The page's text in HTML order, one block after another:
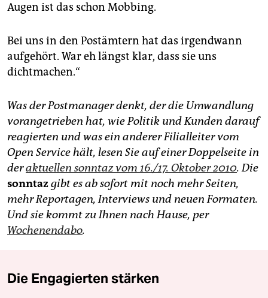
Augen ist das schon Mobbing.
Bei uns in den Postämtern hat das irgendwann
aufgehört. War eh längst klar, dass sie uns
dichtmachen.“
Was der Postmanager denkt, der die Umwandlung
vorangetrieben hat, wie Politik und Kunden darauf
reagierten und was ein anderer Filialleiter vom
Open Service hält, lesen Sie auf einer Doppelseite in
deraktuellen sonntaz vom 16./17. Oktober 2010. Die
sonntaz gibt es ab sofort mit noch mehr Seiten,
mehr Reportagen, Interviews und neuen Formaten.
Und sie kommt zu Ihnen nach Hause, per
Wochenendabo.
Die Engagierten stärken